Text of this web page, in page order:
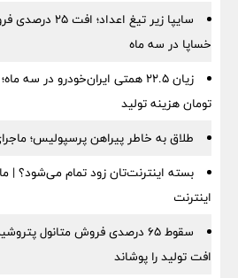
خساپا در سه ماه
تومان هزینه تولید
طلاق به خاطر پیراهن پرسپولیس؛
بسته اینترنت‌تان زود تمام می‌شود؟ |
اینترنت
سقوط ۶۵ درصدی فروش متانول
افت تولید را پوشاند